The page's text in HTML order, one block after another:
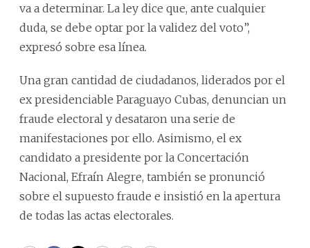
va a determinar. La ley dice que, ante cualquier
duda, se debe optar por la validez del voto”,
expresó sobre esa línea.
Una gran cantidad de ciudadanos, liderados por el
ex presidenciable Paraguayo Cubas, denuncian un
fraude electoral y desataron una serie de
manifestaciones por ello. Asimismo, el ex
candidato a presidente por la Concertación
Nacional, Efraín Alegre, también se pronunció
sobre el supuesto fraude e insistió en la apertura
de todas las actas electorales.